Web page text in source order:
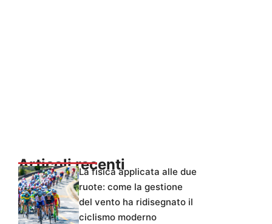
Articoli recentiLa fisica applicata alle due
ruote: come la gestione
del vento ha ridisegnato il
ciclismo moderno